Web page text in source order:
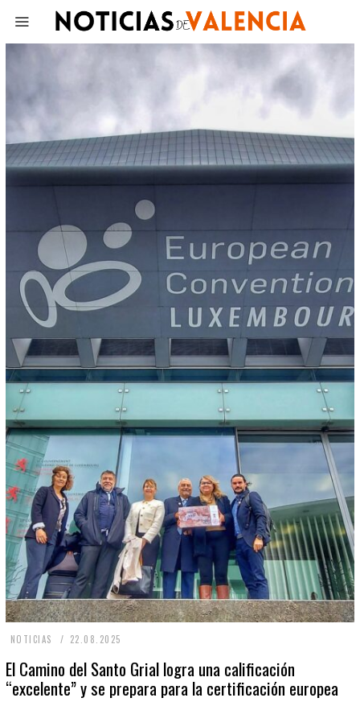
NOTICIAS 22.08.2025
.
El Camino del Santo Grial logra una calificación
“excelente” y se prepara para la certificación europea